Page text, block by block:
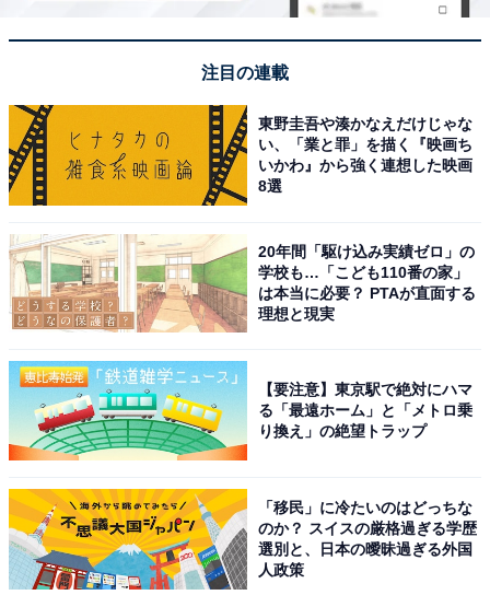
※掲載されている情報は記事公開時のものです。あらか
じめご了承ください。
オールアバウトに還元されることがあります。
この記事の執筆者： All About ニュース お買
Amazonのセール商品から売れ筋ランキングまで、毎日のお買いも
のがもっと楽しく、もっとお得になる情報をお届け。編集部員によ
る独自レビューなど、ここでしか手に入らない情報も満載です。
...続きを読む
こちらもおすすめ
【楽天トラベルセール】「白浜温泉 紀州半
島」が特別価格で登場中
注目の連載
東野圭吾や湊かなえだけじゃな
い、「業と罪」を描く『映画ち
いかわ』から強く連想した映画
8選
20年間「駆け込み実績ゼロ」の
学校も…「こども110番の家」
は本当に必要？ PTAが直面する
理想と現実
【要注意】東京駅で絶対にハマ
る「最遠ホーム」と「メトロ乗
り換え」の絶望トラップ
「移民」に冷たいのはどっちな
のか？ スイスの厳格過ぎる学歴
選別と、日本の曖昧過ぎる外国
人政策